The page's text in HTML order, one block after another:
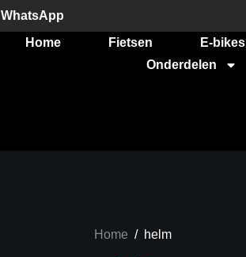
WhatsApp
Home
Fietsen E-bikes
Onderdelen
Home / helm